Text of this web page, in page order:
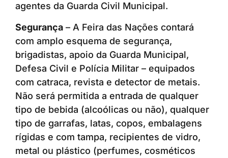
agentes da Guarda Civil Municipal.
Segurança – A Feira das Nações contará
com amplo esquema de segurança,
brigadistas, apoio da Guarda Municipal,
Defesa Civil e Polícia Militar – equipados
com catraca, revista e detector de metais.
Não será permitida a entrada de qualquer
tipo de bebida (alcoólicas ou não), qualquer
tipo de garrafas, latas, copos, embalagens
rígidas e com tampa, recipientes de vidro,
metal ou plástico (perfumes, cosméticos